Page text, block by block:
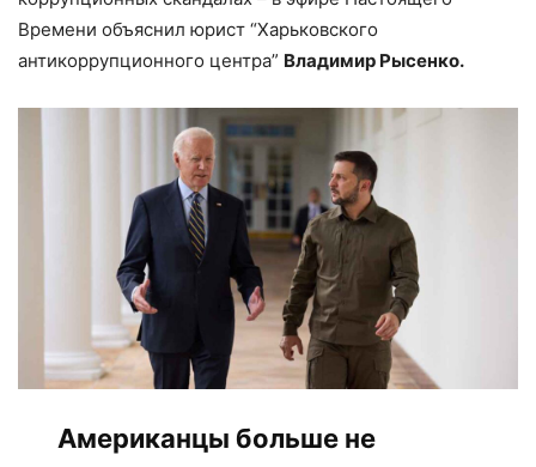
Времени объяснил юрист “Харьковского
антикоррупционного центра” Владимир Рысенко.
Американцы больше не